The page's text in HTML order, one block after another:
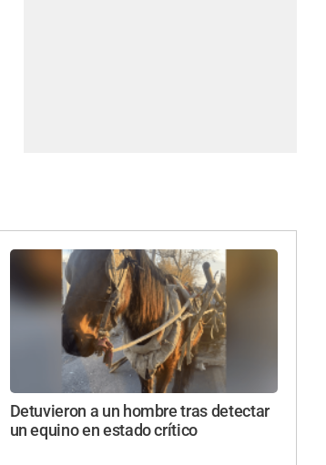
Detuvieron a un hombre tras detectar
un equino en estado crítico